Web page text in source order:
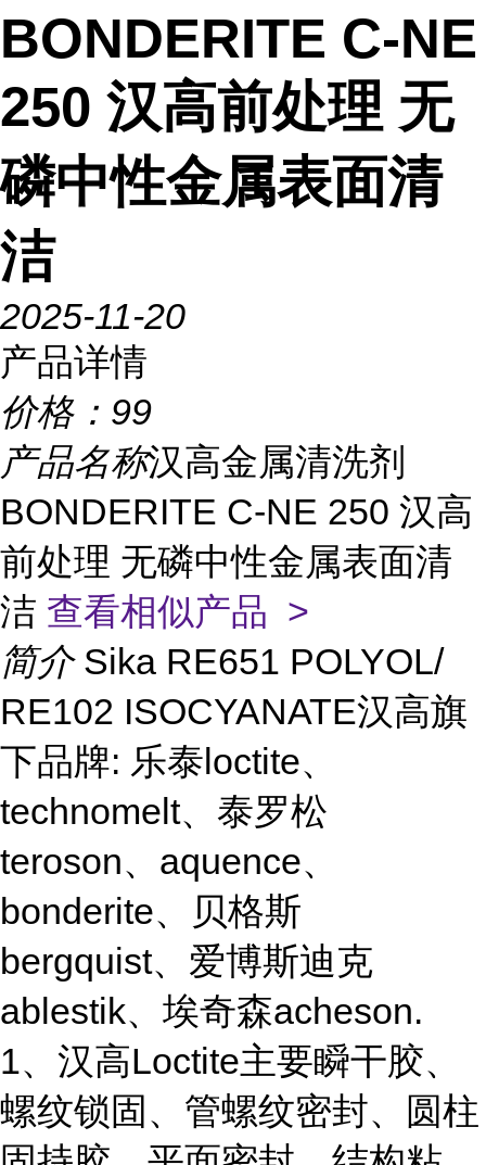
BONDERITE C-NE
250 汉高前处理 无
磷中性金属表面清
洁
2025-11-20
产品详情
价格： 99
产品名称汉高金属清洗剂
BONDERITE C-NE 250 汉高
前处理 无磷中性金属表面清
洁 查看相似产品 >
简介 Sika RE651 POLYOL/
RE102 ISOCYANATE汉高旗
下品牌: 乐泰loctite、
technomelt、泰罗松
teroson、aquence、
bonderite、贝格斯
bergquist、爱博斯迪克
ablestik、埃奇森acheson.
1、汉高Loctite主要瞬干胶、
螺纹锁固、管螺纹密封、圆柱